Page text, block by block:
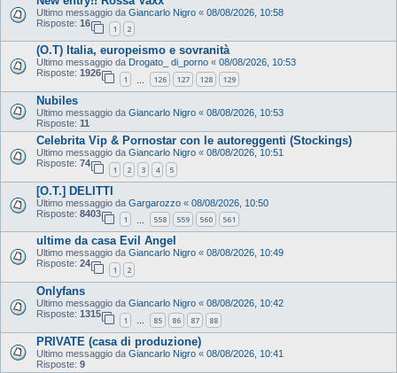
Ultimo messaggio da Giancarlo Nigro « 08/08/2026, 10:58
Risposte: 16
1 2
(O.T) Italia, europeismo e sovranità
Ultimo messaggio da Drogato_ di_porno « 08/08/2026, 10:53
Risposte: 1926
1 126 127 128 129
Nubiles
Ultimo messaggio da Giancarlo Nigro « 08/08/2026, 10:53
Risposte: 11
Celebrita Vip & Pornostar con le autoreggenti (Stockings)
Ultimo messaggio da Giancarlo Nigro « 08/08/2026, 10:51
Risposte: 74
1 2 3 4 5
[O.T.] DELITTI
Ultimo messaggio da Gargarozzo « 08/08/2026, 10:50
Risposte: 8403
1 558 559 560 561
ultime da casa Evil Angel
Ultimo messaggio da Giancarlo Nigro « 08/08/2026, 10:49
Risposte: 24
1 2
Onlyfans
Ultimo messaggio da Giancarlo Nigro « 08/08/2026, 10:42
Risposte: 1315
1 … 85 86 87 88
PRIVATE (casa di produzione)
Ultimo messaggio da Giancarlo Nigro « 08/08/2026, 10:41
Risposte: 9